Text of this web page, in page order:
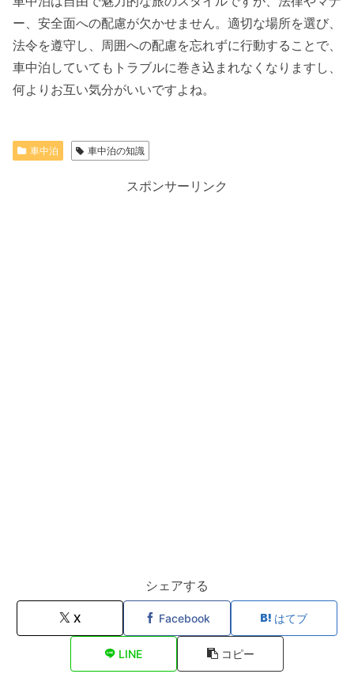
ー、安全面への配慮が欠かせません。適切な場所を選び、
法令を遵守し、周囲への配慮を忘れずに行動することで、
車中泊していてもトラブルに巻き込まれなくなりますし、
何よりお互い気分がいいですよね。
車中泊 車中泊の知識
スポンサーリンク
シェアする
X Facebook はてブ
LINE コピー